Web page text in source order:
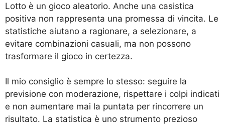
Lotto è un gioco aleatorio. Anche una casistica
positiva non rappresenta una promessa di vincita. Le
statistiche aiutano a ragionare, a selezionare, a
evitare combinazioni casuali, ma non possono
trasformare il gioco in certezza.
Il mio consiglio è sempre lo stesso: seguire la
previsione con moderazione, rispettare i colpi indicati
e non aumentare mai la puntata per rincorrere un
risultato. La statistica è uno strumento prezioso